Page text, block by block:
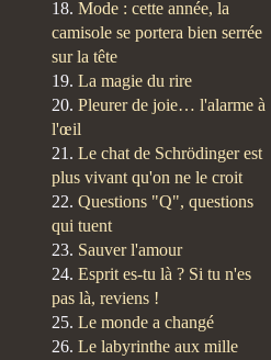
18. Mode : cette année, la
camisole se portera bien serrée
sur la tête
19. La magie du rire
20. Pleurer de joie… l'alarme à
l'œil
21. Le chat de Schrödinger est
plus vivant qu'on ne le croit
22. Questions "Q", questions
qui tuent
23. Sauver l'amour
24. Esprit es-tu là ? Si tu n'es
pas là, reviens !
25. Le monde a changé
26. Le labyrinthe aux mille